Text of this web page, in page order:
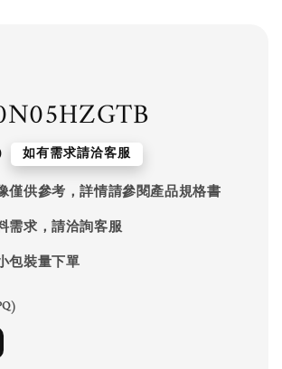
如有需求請洽客服
僅供參考，詳情請參閱產品規格書
需求，請洽詢客服
包裝量下單